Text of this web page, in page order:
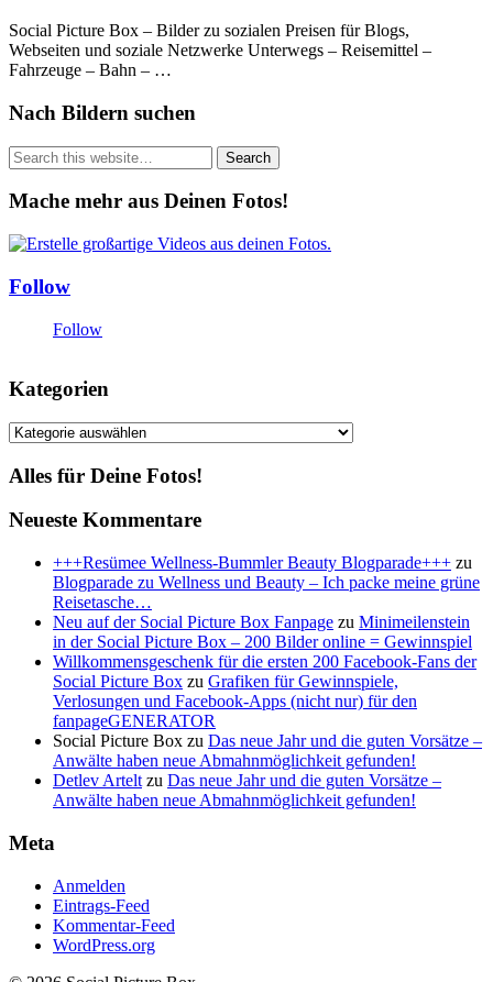
Social Picture Box – Bilder zu sozialen Preisen für Blogs,
Webseiten und soziale Netzwerke Unterwegs – Reisemittel –
Fahrzeuge – Bahn – …
Nach Bildern suchen
Mache mehr aus Deinen Fotos!
Follow
Follow
Kategorien
Kategorien
Alles für Deine Fotos!
Neueste Kommentare
+++Resümee Wellness-Bummler Beauty Blogparade+++ zu
Blogparade zu Wellness und Beauty – Ich packe meine grüne
Reisetasche…
Neu auf der Social Picture Box Fanpage zu Minimeilenstein
in der Social Picture Box – 200 Bilder online = Gewinnspiel
Willkommensgeschenk für die ersten 200 Facebook-Fans der
Social Picture Box zu Grafiken für Gewinnspiele,
Verlosungen und Facebook-Apps (nicht nur) für den
fanpageGENERATOR
Social Picture Box zu Das neue Jahr und die guten Vorsätze –
Anwälte haben neue Abmahnmöglichkeit gefunden!
Detlev Artelt zu Das neue Jahr und die guten Vorsätze –
Anwälte haben neue Abmahnmöglichkeit gefunden!
Meta
Anmelden
Eintrags-Feed
Kommentar-Feed
WordPress.org